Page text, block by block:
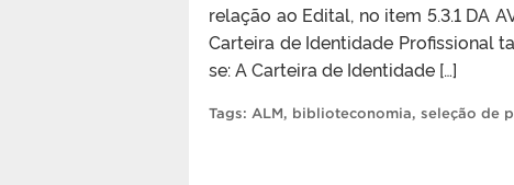
relação ao Edital, no item 5.3.1 DA
Carteira de Identidade Profissional
se: A Carteira de Identidade […]
Tags: ALM, biblioteconomia, seleção de